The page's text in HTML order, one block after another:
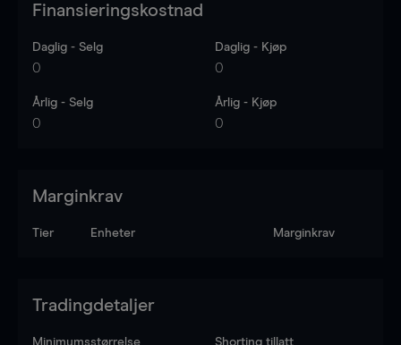
Finansieringskostnad
Daglig - Selg
0
Daglig - Kjøp
0
Årlig - Selg
0
Årlig - Kjøp
0
Marginkrav
Tier Enheter Marginkrav
Tradingdetaljer
Minimumsstørrelse Shorting tillatt